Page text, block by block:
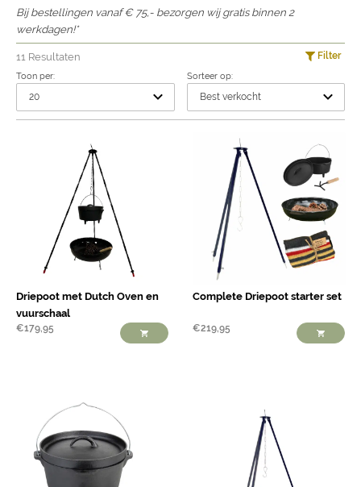
Bij bestellingen vanaf € 75,- bezorgen wij gratis binnen 2
werkdagen!*
11 Resultaten Filter
Toon per: Sorteer op:
Driepoot met Dutch Oven en
vuurschaal
€179,95
Complete Driepoot starter set
€219,95